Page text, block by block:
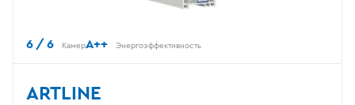
6 / 6 КамерA++ Энергоэффективность
ARTLINE